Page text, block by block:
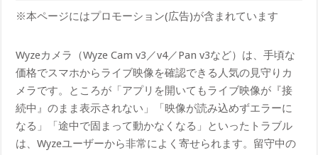
※本ページにはプロモーション(広告)が含まれています
Wyzeカメラ（Wyze Cam v3／v4／Pan v3など）は、手頃な
価格でスマホからライブ映像を確認できる人気の見守りカ
メラです。ところが「アプリを開いてもライブ映像が『接
続中』のまま表示されない」「映像が読み込めずエラーに
なる」「途中で固まって動かなくなる」といったトラブル
は、Wyzeユーザーから非常によく寄せられます。留守中の